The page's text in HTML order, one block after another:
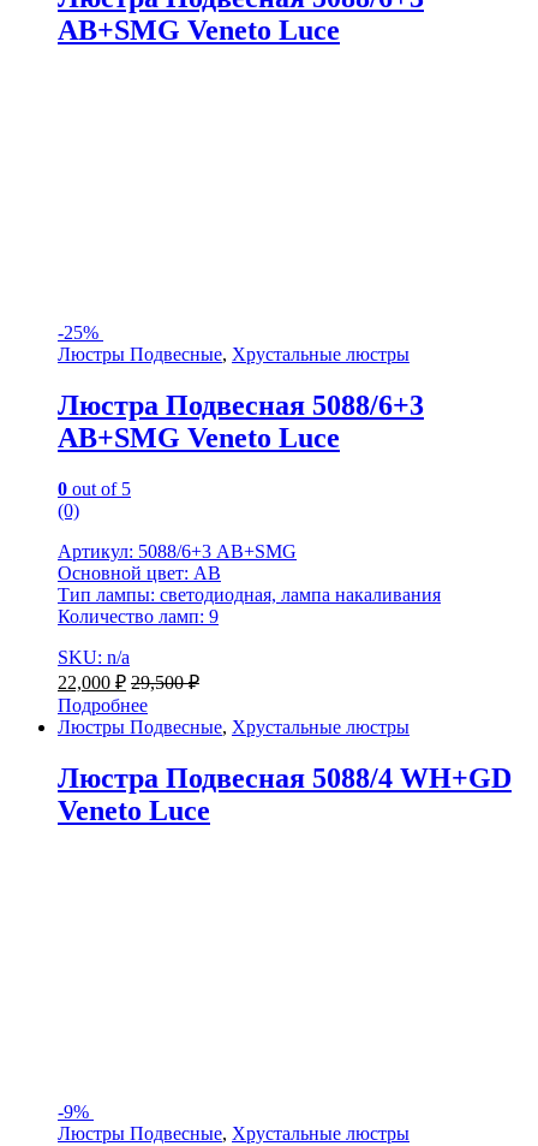
AB+SMG Veneto Luce
-25%
Люстры Подвесные, Хрустальные люстры
Люстра Подвесная 5088/6+3
AB+SMG Veneto Luce
0 out of 5
(0)
Артикул: 5088/6+3 AB+SMG
Основной цвет: AB
Тип лампы: светодиодная, лампа накаливания
Количество ламп: 9
SKU: n/a
22,000 ₽ 29,500₽
Подробнее
Люстры Подвесные, Хрустальные люстры
Люстра Подвесная 5088/4 WH+GD
Veneto Luce
-9%
Люстры Подвесные, Хрустальные люстры